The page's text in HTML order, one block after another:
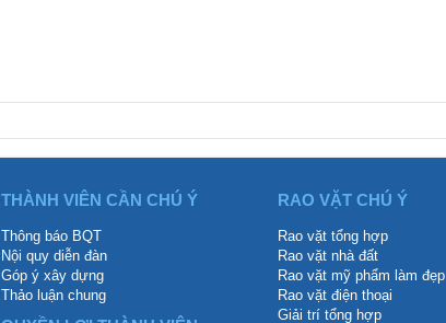
THÀNH VIÊN CẦN CHÚ Ý
Thông báo BQT
Nội quy diễn đàn
Góp ý xây dựng
Thảo luận chung
RAO VẶT CHÚ Ý
Rao vặt tổng hợp
Rao vặt nhà đất
Rao vặt mỹ phẩm làm đẹp
Rao vặt điện thoại
Giải trí tổng hợp